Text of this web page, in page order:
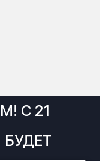
С 21